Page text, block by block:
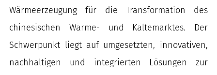
Wärmeerzeugung für die Transformation des
chinesischen Wärme- und Kältemarktes. Der
Schwerpunkt liegt auf umgesetzten, innovativen,
nachhaltigen und integrierten Lösungen zur